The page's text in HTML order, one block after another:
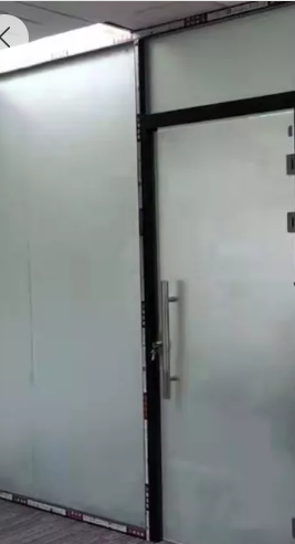
砂玻璃隔断